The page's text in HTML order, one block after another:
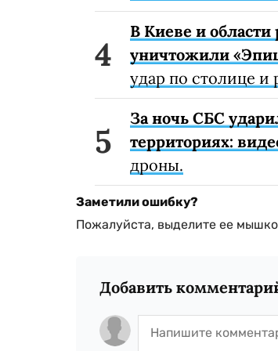
В Киеве и
уничтожили
удар по столице и
За ночь СБС
территориях:
дроны.
Заметили ошибку?
Пожалуйста, выделите ее
Добавить